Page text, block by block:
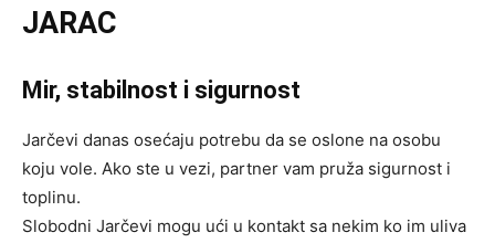
JARAC
Mir, stabilnost i sigurnost
Jarčevi danas osećaju potrebu da se oslone na osobu
koju vole. Ako ste u vezi, partner vam pruža sigurnost i
toplinu.
Slobodni Jarčevi mogu ući u kontakt sa nekim ko im uliva